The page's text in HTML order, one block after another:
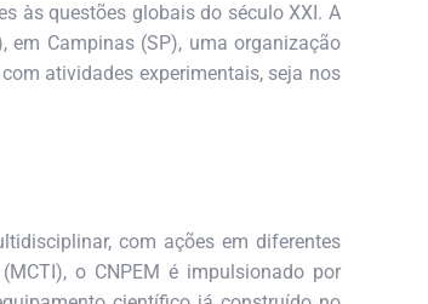
às questões globais do século XXI. A
em Campinas (SP), uma organização
atividades experimentais, seja nos
com ações em diferentes
o CNPEM é impulsionado por